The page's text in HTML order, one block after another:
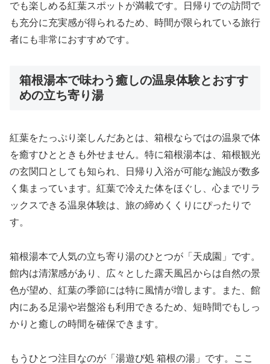
でも楽しめる紅葉スポットが満載です。日帰りでの訪問で
も充分に充実感が得られるため、時間が限られている旅行
者にも非常におすすめです。
箱根湯本で味わう癒しの温泉体験とおすす
めの立ち寄り湯
紅葉をたっぷり楽しんだあとは、箱根ならではの温泉で体
を癒すひとときも外せません。特に箱根湯本は、箱根観光
の玄関口としても知られ、日帰り入浴が可能な施設が数多
く集まっています。紅葉で冷えた体をほぐし、心までリラ
ックスできる温泉体験は、旅の締めくくりにぴったりで
す。
箱根湯本で人気の立ち寄り湯のひとつが「天成園」です。
館内は清潔感があり、広々とした露天風呂からは自然の景
色が望め、紅葉の季節には特に風情が増します。また、館
内にある足湯や岩盤浴も利用できるため、短時間でもしっ
かりと癒しの時間を確保できます。
もうひとつ注目なのが「湯遊び処 箱根の湯」です。ここ